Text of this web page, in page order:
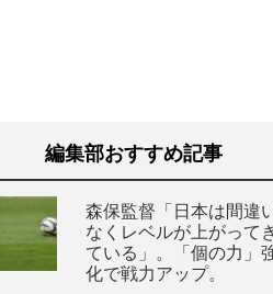
編集部おすすめ記事
森保監督「日本は間違
なくレベルが上がって
ている」。「個の力」
化で戦力アップ。